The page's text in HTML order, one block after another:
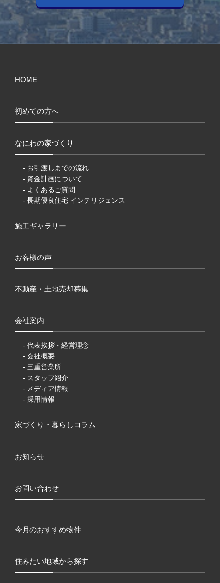
HOME
初めての方へ
なにわの家づくり
- お引渡しまでの流れ
- 資金計画について
- よくあるご質問
- 長期優良住宅 インテリジェンス
施工ギャラリー
お客様の声
不動産・土地売却募集
会社案内
- 代表挨拶・経営理念
- 会社概要
- 三重営業所
- スタッフ紹介
- メディア情報
- 採用情報
家づくり・暮らしコラム
お知らせ
お問い合わせ
今月のおすすめ物件
住みたい地域から探す